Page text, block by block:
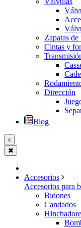
Zapatas
Cintas y
Dirección
Blog
Accesorios
Accesorios para
Bidones
Candados